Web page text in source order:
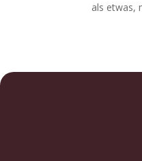
als etwas,